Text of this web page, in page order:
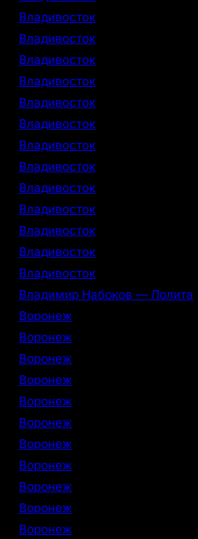
Владивосток
Владивосток
Владивосток
Владивосток
Владивосток
Владивосток
Владивосток
Владивосток
Владивосток
Владивосток
Владивосток
Владивосток
Владивосток
Владимир Набоков — Лолита
Воронеж
Воронеж
Воронеж
Воронеж
Воронеж
Воронеж
Воронеж
Воронеж
Воронеж
Воронеж
Воронеж